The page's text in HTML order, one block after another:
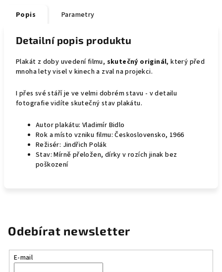
Popis Parametry
Detailní popis produktu
Plakát z doby uvedení filmu, skutečný originál, který před
mnoha lety visel v kinech a zval na projekci.
I přes své stáří je ve velmi dobrém stavu - v detailu
fotografie vidíte skutečný stav plakátu.
Autor plakátu: Vladimír Bidlo
Rok a místo vzniku filmu: Československo, 1966
Režisér: Jindřich Polák
Stav: Mírně přeložen, dírky v rozích jinak bez
poškození
Odebírat newsletter
E-mail